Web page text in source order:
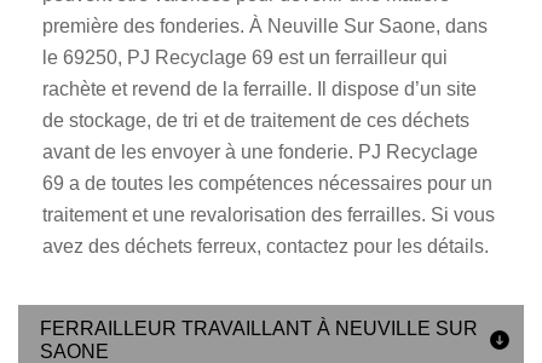
première des fonderies. À Neuville Sur Saone, dans
le 69250, PJ Recyclage 69 est un ferrailleur qui
rachète et revend de la ferraille. Il dispose d’un site
de stockage, de tri et de traitement de ces déchets
avant de les envoyer à une fonderie. PJ Recyclage
69 a de toutes les compétences nécessaires pour un
traitement et une revalorisation des ferrailles. Si vous
avez des déchets ferreux, contactez pour les détails.
FERRAILLEUR TRAVAILLANT À NEUVILLE SUR
SAONE